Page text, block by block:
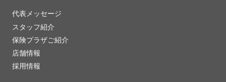
代表メッセージ
スタッフ紹介
保険プラザご紹介
店舗情報
採用情報